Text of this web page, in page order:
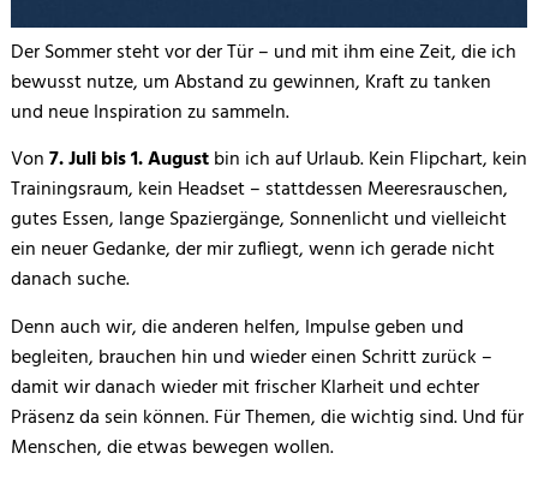
Der Sommer steht vor der Tür – und mit ihm eine Zeit, die ich
bewusst nutze, um Abstand zu gewinnen, Kraft zu tanken
und neue Inspiration zu sammeln.
Von7. Juli bis 1. Augustbin ich auf Urlaub. Kein Flipchart, kein
Trainingsraum, kein Headset – stattdessen Meeresrauschen,
gutes Essen, lange Spaziergänge, Sonnenlicht und vielleicht
ein neuer Gedanke, der mir zufliegt, wenn ich gerade nicht
danach suche.
Denn auch wir, die anderen helfen, Impulse geben und
begleiten, brauchen hin und wieder einen Schritt zurück –
damit wir danach wieder mit frischer Klarheit und echter
Präsenz da sein können. Für Themen, die wichtig sind. Und für
Menschen, die etwas bewegen wollen.